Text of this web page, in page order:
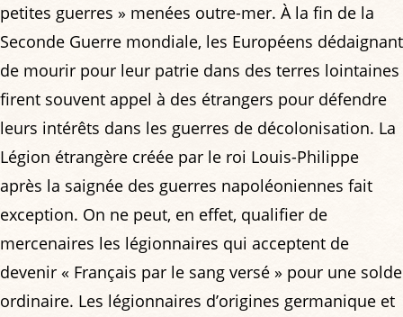
petites guerres » menées outre-mer. À la fin de la
Seconde Guerre mondiale, les Européens dédaignant
de mourir pour leur patrie dans des terres lointaines
firent souvent appel à des étrangers pour défendre
leurs intérêts dans les guerres de décolonisation. La
Légion étrangère créée par le roi Louis-Philippe
après la saignée des guerres napoléoniennes fait
exception. On ne peut, en effet, qualifier de
mercenaires les légionnaires qui acceptent de
devenir « Français par le sang versé » pour une solde
ordinaire. Les légionnaires d’origines germanique et